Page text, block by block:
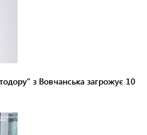
з Вовчанська загрожує 10